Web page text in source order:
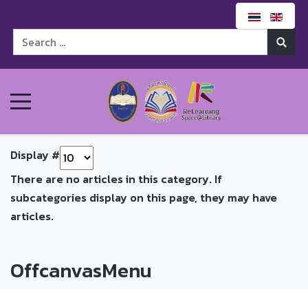
Display #
There are no articles in this category. If
subcategories display on this page, they may have
articles.
OffcanvasMenu